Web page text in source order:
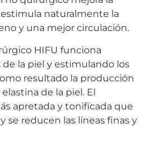
naturalmente la
y una mejor circulación.
HIFU funciona
la piel y estimulando los
resultado la producción
de la piel. El
apretada y tonificada que
se reducen las líneas finas y